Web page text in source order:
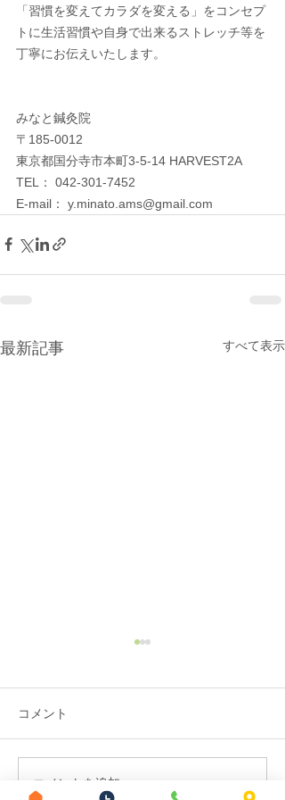
「習慣を変えてカラダを変える」をコンセプ
トに生活習慣や自身で出来るストレッチ等を
丁寧にお伝えいたします。
みなと鍼灸院
〒185-0012
東京都国分寺市本町3-5-14 HARVEST2A
TEL： 042-301-7452
E-mail： y.minato.ams@gmail.com
最新記事 すべて表示
眼精疲労を鍼治療でやわ
コメント
コメントを追加…